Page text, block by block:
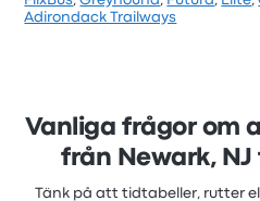
Baserat på 4431
Adirondack Trailways
Vanliga frågor om
från Newark, NJ
Tänk på att tidtabeller, rutter